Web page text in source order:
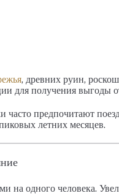
, древних руин,
для получения выгоды
предпочитают
летних месяцев.
на одного человека.